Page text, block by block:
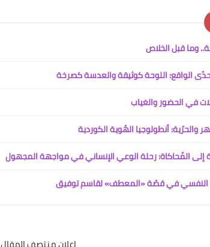
وما قبل الخلاص
الواقع: اللوحة كوثيقة والعدسة كصرخة
في الحضور والغياب
والحرّية: أنطولوجيا الهُوية الكوردية
إلى المُحاكاة: رحلة الوعي الإنساني في مواجهة المجهول
النفسي في قصّة «المعطف» لقاسم توفيق